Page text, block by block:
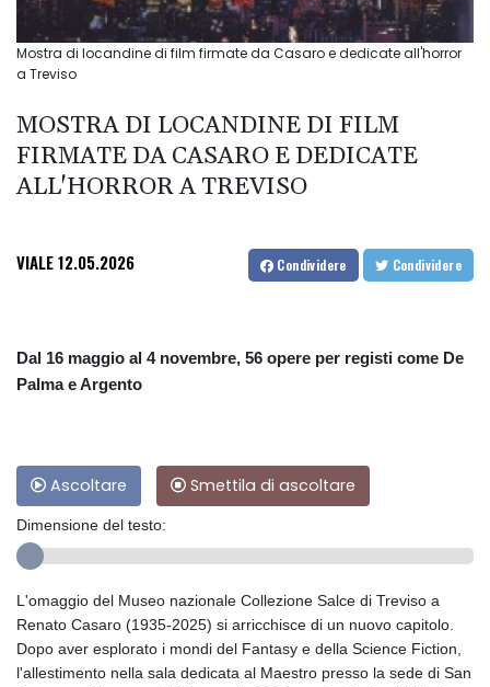
Mostra di locandine di film firmate da Casaro e dedicate all'horror
a Treviso
MOSTRA DI LOCANDINE DI FILM
FIRMATE DA CASARO E DEDICATE
ALL'HORROR A TREVISO
VIALE12.05.2026 Condividere Condividere
Dal 16 maggio al 4 novembre, 56 opere per registi come De
Palma e Argento
Ascoltare Smettila di ascoltare
Dimensione del testo:
L'omaggio del Museo nazionale Collezione Salce di Treviso a
Renato Casaro (1935-2025) si arricchisce di un nuovo capitolo.
Dopo aver esplorato i mondi del Fantasy e della Science Fiction,
l'allestimento nella sala dedicata al Maestro presso la sede di San